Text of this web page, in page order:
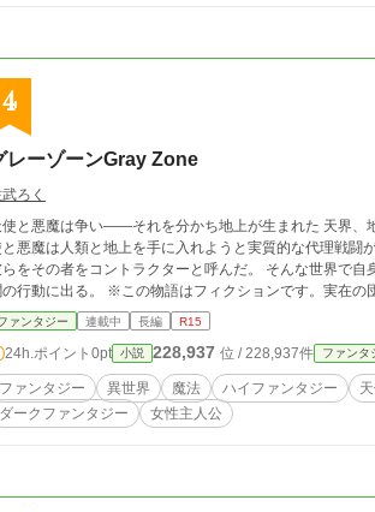
4
レーゾーンGray Zone
ろく
悪魔は争い――それを分かち地上が生まれた 天界、地上、地獄の三つに分けられた世界では、かつてよりいがみ合っていた天
悪魔は人類と地上を手に入れようと実質的な代理戦闘
をその者をコントラクターと呼んだ。 そんな世界で
聞の行動に出る。 ※この物語はフィクションです
ァンタジー 連載中 長編 R15
24h.ポイント 0pt 小説 228,937 位 / 228,937件 ファンタ
ファンタジー 異世界 魔法 ハイファンタジー
ダークファンタジー
女性主人公